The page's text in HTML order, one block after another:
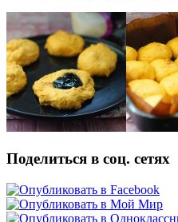
Поделиться в соц. сетях